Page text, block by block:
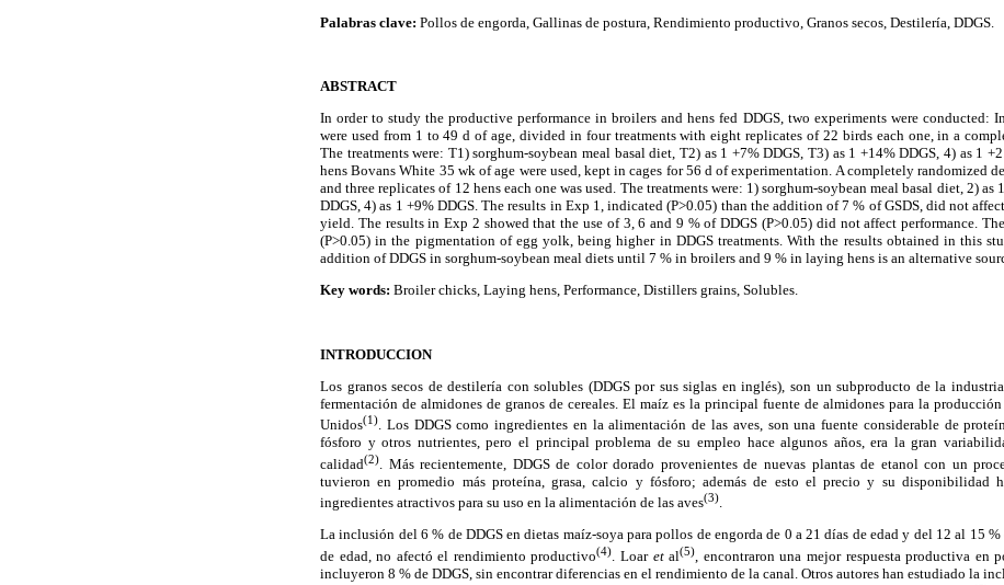
Palabras clave: Pollos de engorda, Gallinas de postura, Rendimiento productivo, Granos secos, Destilería, DDGS.
ABSTRACT
In order to study the productive performance in broilers and hens fed DDGS, two experiments were conducted:
were used from 1 to 49 d of age, divided in four treatments with eight replicates of 22 birds each one, in a
The treatments were: T1) sorghum-soybean meal basal diet, T2) as 1 +7% DDGS, T3) as 1 +14% DDGS, 4) as 1
hens Bovans White 35 wk of age were used, kept in cages for 56 d of experimentation. A completely randomized
and three replicates of 12 hens each one was used. The treatments were: 1) sorghum-soybean meal basal diet, 2) as
DDGS, 4) as 1 +9% DDGS. The results in Exp 1, indicated (P>0.05) than the addition of 7 % of GSDS, did not
yield. The results in Exp 2 showed that the use of 3, 6 and 9 % of DDGS (P>0.05) did not affect performance.
(P>0.05) in the pigmentation of egg yolk, being higher in DDGS treatments. With the results obtained in this
addition of DDGS in sorghum-soybean meal diets until 7 % in broilers and 9 % in laying hens is an alternative
Key words: Broiler chicks, Laying hens, Performance, Distillers grains, Solubles.
INTRODUCCION
Los granos secos de destilería con solubles (DDGS por sus siglas en inglés), son un subproducto de la
fermentación de almidones de granos de cereales. El maíz es la principal fuente de almidones para la
Unidos(1). Los DDGS como ingredientes en la alimentación de las aves, son una fuente considerable de
fósforo y otros nutrientes, pero el principal problema de su empleo hace algunos años, era la gran
calidad(2)
. Más recientemente, DDGS de color dorado provenientes de nuevas plantas de etanol con un
tuvieron en promedio más proteína, grasa, calcio y fósforo; además de esto el precio y su disponibilidad
ingredientes atractivos para su uso en la alimentación de las aves(3).
La inclusión del 6 % de DDGS en dietas maíz-soya para pollos de engorda de 0 a 21 días de edad y del 12 al 15
de edad, no afectó el rendimiento productivo(4) . Loar etal(5)
, encontraron una mejor respuesta productiva en
incluyeron 8 % de DDGS, sin encontrar diferencias en el rendimiento de la canal. Otros autores han estudiado la